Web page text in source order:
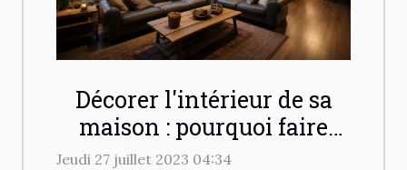
Décorer l'intérieur de sa
maison : pourquoi faire
appel à un ingénieur
Jeudi 27 juillet 2023 04:34